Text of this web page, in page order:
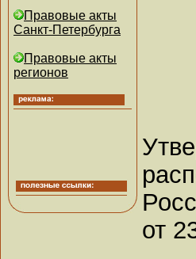
Правовые акты
Санкт-Петербурга
Правовые акты
регионов
от